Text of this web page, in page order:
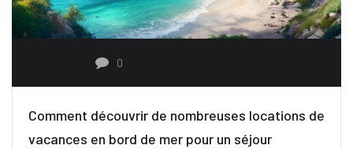
0
Comment découvrir de nombreuses locations de
vacances en bord de mer pour un séjour